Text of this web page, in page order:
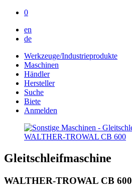
0
en
de
Werkzeuge/Industrieprodukte
Maschinen
Händler
Hersteller
Suche
Biete
Anmelden
Gleitschleifmaschine
WALTHER-TROWAL CB 600